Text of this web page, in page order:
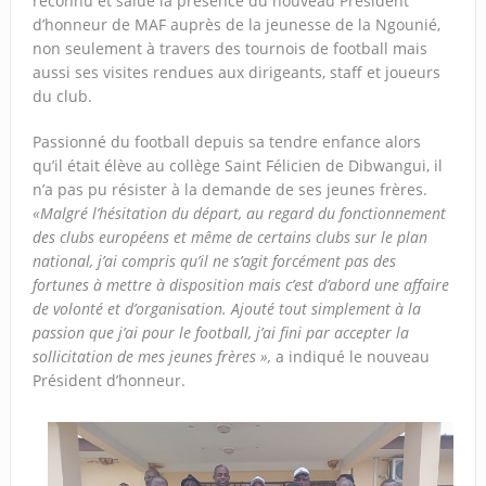
d’honneur de MAF auprès de la jeunesse de la Ngounié,
non seulement à travers des tournois de football mais
aussi ses visites rendues aux dirigeants, staff et joueurs
du club.
Passionné du football depuis sa tendre enfance alors
qu’il était élève au collège Saint Félicien de Dibwangui, il
n’a pas pu résister à la demande de ses jeunes frères.
«Malgré l’hésitation du départ, au regard du fonctionnement
des clubs européens et même de certains clubs sur le plan
national, j’ai compris qu’il ne s’agit forcément pas des
fortunes à mettre à disposition mais c’est d’abord une affaire
de volonté et d’organisation. Ajouté tout simplement à la
passion que j’ai pour le football, j’ai fini par accepter la
sollicitation de mes jeunes frères », a indiqué le nouveau
Président d’honneur.